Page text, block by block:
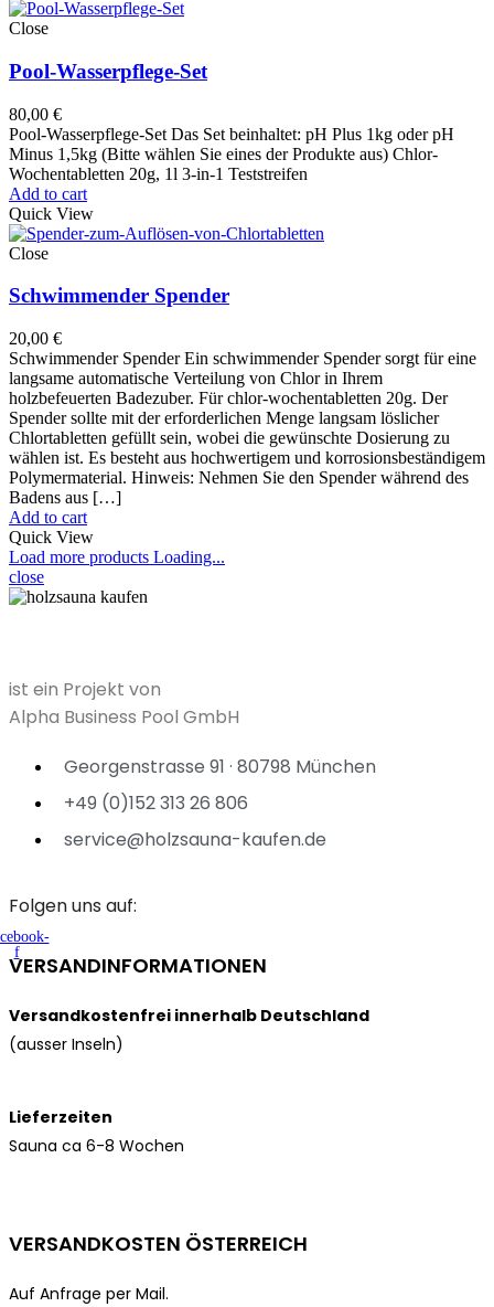
Close
Pool-Wasserpflege-Set
80,00 €
Pool-Wasserpflege-Set Das Set beinhaltet: pH Plus 1kg oder pH
Minus 1,5kg (Bitte wählen Sie eines der Produkte aus) Chlor-
Wochentabletten 20g, 1l 3-in-1 Teststreifen
Add to cart
Quick View
Close
Schwimmender Spender
20,00 €
Schwimmender Spender Ein schwimmender Spender sorgt für eine
langsame automatische Verteilung von Chlor in Ihrem
holzbefeuerten Badezuber. Für chlor-wochentabletten 20g. Der
Spender sollte mit der erforderlichen Menge langsam löslicher
Chlortabletten gefüllt sein, wobei die gewünschte Dosierung zu
wählen ist. Es besteht aus hochwertigem und korrosionsbeständigem
Polymermaterial. Hinweis: Nehmen Sie den Spender während des
Badens aus […]
Add to cart
Quick View
Load more products Loading...
close
ist ein Projekt von
Alpha Business Pool GmbH
Georgenstrasse 91 · 80798 München
+49 (0)152 313 26 806
service@holzsauna-kaufen.de
Folgen uns auf:
f
VERSANDINFORMATIONEN
Versandkostenfrei innerhalb Deutschland
(ausser Inseln)
Lieferzeiten
Sauna ca 6-8 Wochen
VERSANDKOSTEN ÖSTERREICH
Auf Anfrage per Mail.